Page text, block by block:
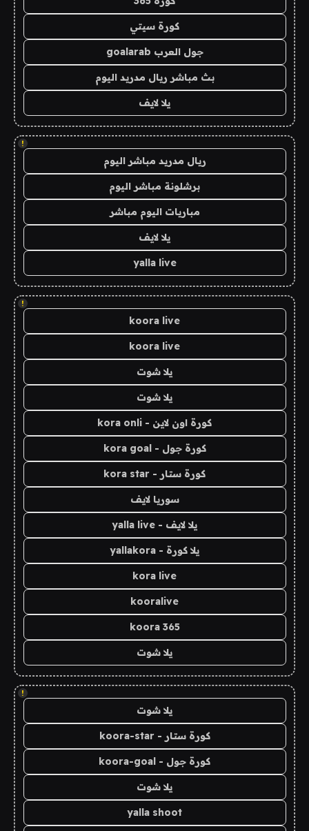
كورة سيتي
جول العرب goalarab
بث مباشر ريال مدريد اليوم
يلا لايف
!
ريال مدريد مباشر اليوم
برشلونة مباشر اليوم
مباريات اليوم مباشر
يلا لايف
yalla live
!
koora live
koora live
يلا شوت
يلا شوت
كورة اون لاين - kora onli
كورة جول - kora goal
كورة ستار - kora star
سوريا لايف
يلا لايف - yalla live
يلا كورة - yallakora
kora live
kooralive
koora 365
يلا شوت
!
يلا شوت
كورة ستار - koora-star
كورة جول - koora-goal
يلا شوت
yalla shoot